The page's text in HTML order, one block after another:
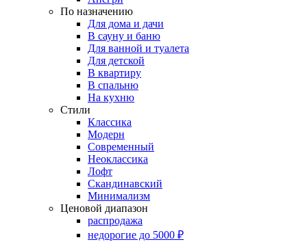
По назначению
Для дома и дачи
В сауну и баню
Для ванной и туалета
Для детской
В квартиру
В спальню
На кухню
Стили
Классика
Модерн
Современный
Неоклассика
Лофт
Скандинавский
Минимализм
Ценовой диапазон
распродажа
недорогие до 5000 ₽